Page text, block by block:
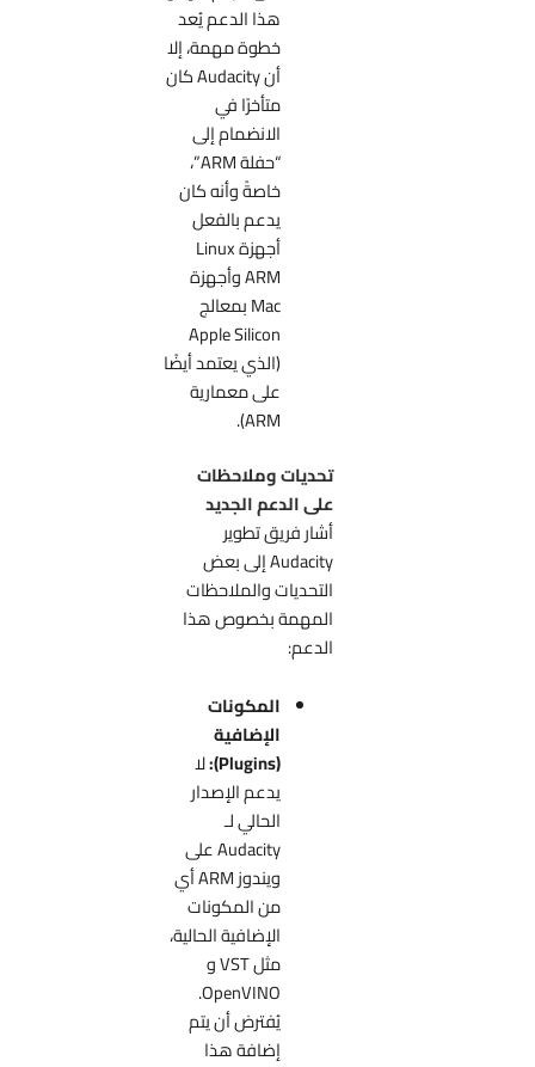
هذا الدعم يُعد
خطوة مهمة، إلا
أن Audacity كان
متأخرًا في
الانضمام إلى
“حفلة ARM”،
خاصةً وأنه كان
يدعم بالفعل
أجهزة Linux
ARM وأجهزة
Mac بمعالج
Apple Silicon
(الذي يعتمد أيضًا
على معمارية
ARM).
تحديات وملاحظات
على الدعم الجديد
أشار فريق تطوير
Audacity إلى بعض
التحديات والملاحظات
المهمة بخصوص هذا
الدعم:
المكونات
الإضافية
لا
يدعم الإصدار
الحالي لـ
Audacity على
ويندوز ARM أي
من المكونات
الإضافية الحالية،
مثل VST و
OpenVINO.
يُفترض أن يتم
إضافة هذا